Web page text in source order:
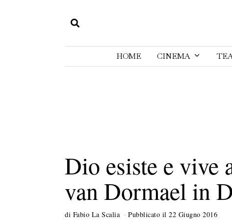
HOME CINEMA
Dio esiste e vive
van Dormael in
di Fabio La Scalia Pubblicato il 22 Giugno 2016